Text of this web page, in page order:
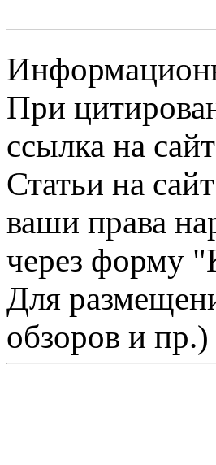
При
ссылка на
Статьи на
ваши права
через форму
Для
обзоров и